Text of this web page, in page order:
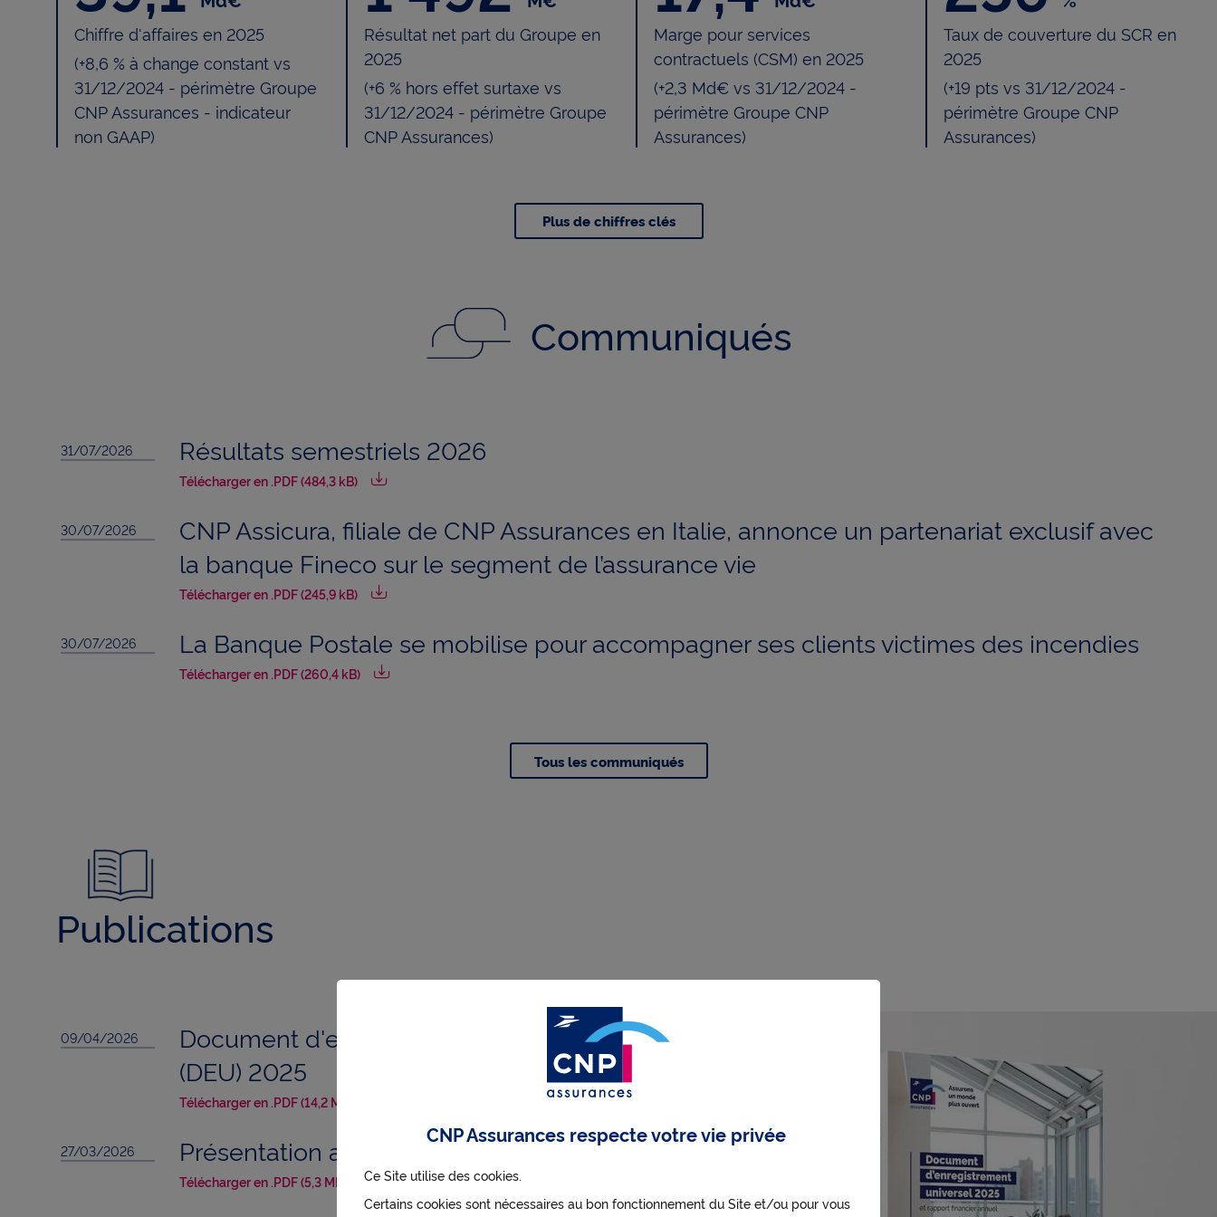
u
é
Chiffre d'affaires en 2025
(+8,6 % à change constant vs
31/12/2024 - périmètre Groupe
CNP Assurances - indicateur
non GAAP)
Résultat net part du Groupe en
2025
(+6 % hors effet surtaxe vs
31/12/2024 - périmètre Groupe
CNP Assurances)
Marge pour services
contractuels (CSM) en 2025
(+2,3 Md€ vs 31/12/2024 -
périmètre Groupe CNP
Assurances)
Taux de couverture du SCR en
2025
(+19 pts vs 31/12/2024 -
périmètre Groupe CNP
Assurances)
Plus de chiffres clés
Communiqués
31/07/2026 Résultats semestriels 2026
Télécharger en .PDF (484,3 kB)
30/07/2026
CNP Assicura, filiale de CNP Assurances en Italie, annonce un partenariat exclusif avec
la banque Fineco sur le segment de l’assurance vie
Télécharger en .PDF (245,9 kB)
30/07/2026 La Banque Postale se mobilise pour accompagner ses clients victimes des incendies
Télécharger en .PDF (260,4 kB)
Tous les communiqués
Publications
09/04/2026
Document d'enregistrement universel
(DEU) 2025
Télécharger en .PDF (14,2 MB)
27/03/2026 Présentation aux investisseurs - Mars 2026
Télécharger en .PDF (5,3 MB)
CNP Assurances respecte votre vie privée
Ce Site utilise des cookies.
Certains cookies sont nécessaires au bon fonctionnement du Site et/ou pour vous